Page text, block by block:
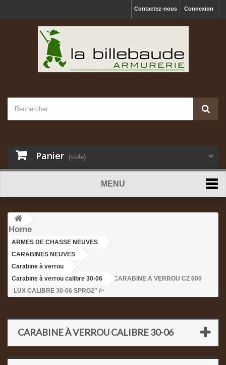
Connexion
Contactez-nous
Panier (vide)
MENU
Home
ARMES DE CHASSE NEUVES
CARABINES NEUVES
Carabine à verrou
Carabine à verrou calibre 30-06
>CARABINE A VERROU CZ 600
LUX CALIBRE 30-06 SPRG2" />
CARABINE À VERROU CALIBRE 30-06